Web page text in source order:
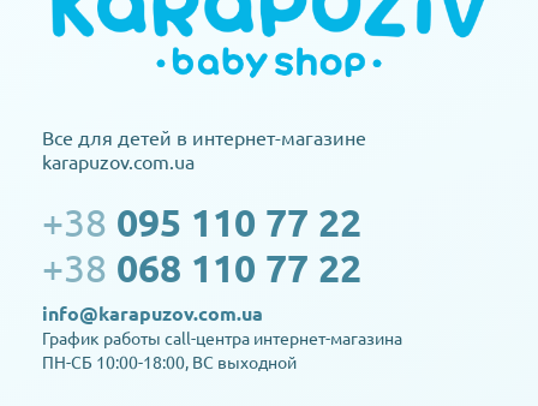
Все для детей в интернет-магазине
karapuzov.com.ua
+38 095 110 77 22
+38 068 110 77 22
info@karapuzov.com.ua
График работы call-центра интернет-магазина
ПН-СБ 10:00-18:00, ВС выходной